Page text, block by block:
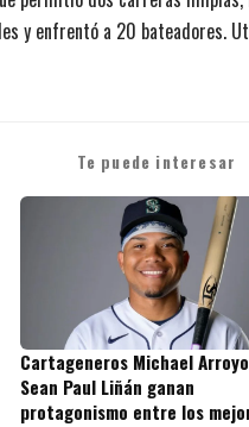
y enfrentó a 20 bateadores.
Te puede interesar
Cartageneros Michael
Sean Paul Liñán ganan
protagonismo entre los